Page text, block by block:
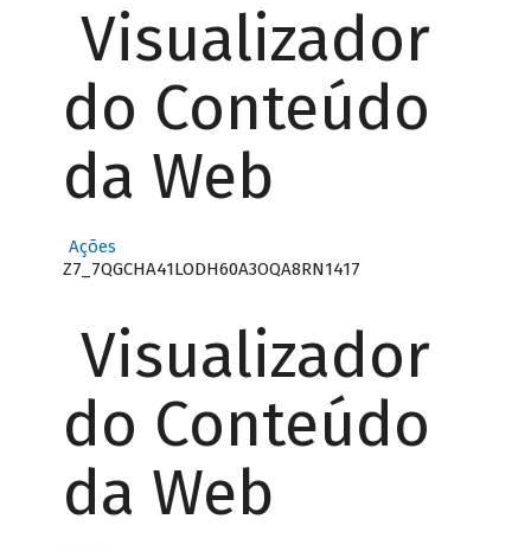
Visualizador
do Conteúdo
da Web
Ações
Z7_7QGCHA41LODH60A3OQA8RN1417
Visualizador
do Conteúdo
da Web